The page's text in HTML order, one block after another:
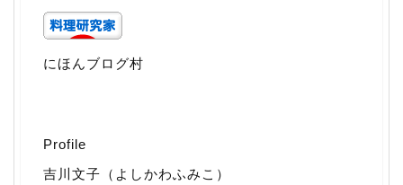
にほんブログ村
Profile
吉川文子（よしかわふみこ）